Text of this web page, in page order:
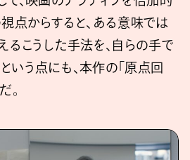
点からすると、ある意味では
えるこうした手法を、自らの手で
いう点にも、本作の「原点回
。